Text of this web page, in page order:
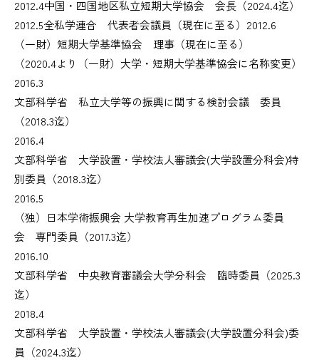
2012.4中国・四国地区私立短期大学協会 会長（2024.4迄）
2012.5全私学連合 代表者会議員（現在に至る） 2012.6
（一財）短期大学基準協会 理事（現在に至る）
（2020.4より（一財）大学・短期大学基準協会に名称変更）
2016.3
文部科学省 私立大学等の振興に関する検討会議 委員
（2018.3迄）
2016.4
文部科学省 大学設置・学校法人審議会(大学設置分科会)特
別委員（2018.3迄）
2016.5
（独）日本学術振興会 大学教育再生加速プログラム委員
会 専門委員（2017.3迄）
2016.10
文部科学省 中央教育審議会大学分科会 臨時委員（2025.3
迄）
2018.4
文部科学省 大学設置・学校法人審議会(大学設置分科会)委
員（2024.3迄）